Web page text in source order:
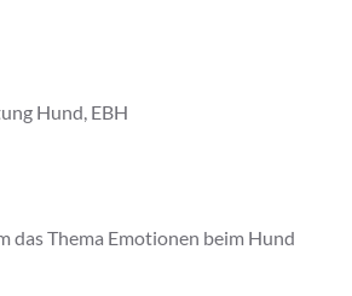
Hund, EBH
das Thema Emotionen beim Hund